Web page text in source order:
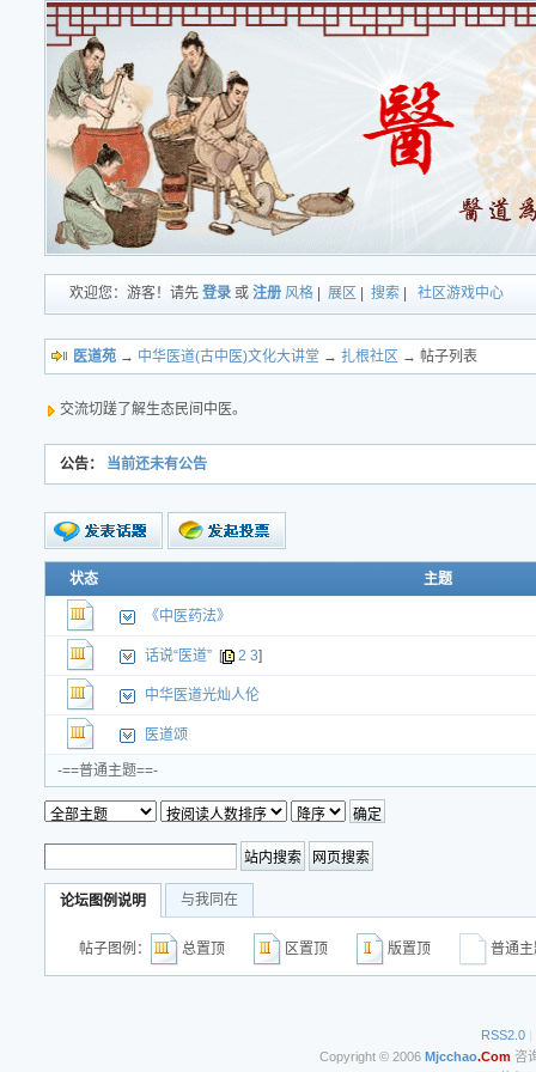
欢迎您：游客！请先 登录 或 注册 风格 展区 搜索 社区游戏中心
医道苑 → 中华医道(古中医)文化大讲堂 → 扎根社区 → 帖子列表
交流切蹉了解生态民间中医。
公告： 当前还未有公告
新的主题
投票帖
交易帖
新小字报
状态 主题
《中医药法》
话说“医道” [ 2 3]
中华医道光灿人伦
医道颂
-==普通主题==-
论坛图例说明 与我同在
帖子图例： 总置顶 区置顶 版置顶 普
RSS2.0 |
Copyright © 2006 Mjcchao.Com咨